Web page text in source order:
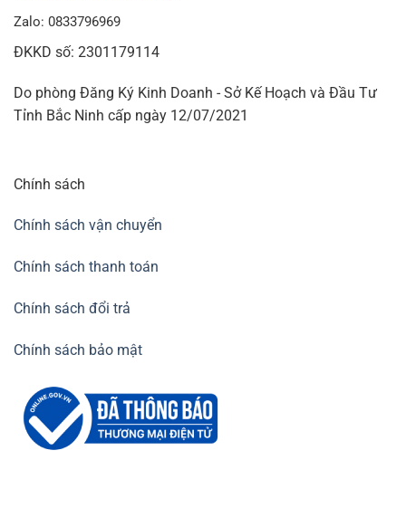
Zalo: 0833796969
ĐKKD số: 2301179114
Do phòng Đăng Ký Kinh Doanh - Sở Kế Hoạch và Đầu Tư
Tỉnh Bắc Ninh cấp ngày 12/07/2021
Chính sách
Chính sách vận chuyển
Chính sách thanh toán
Chính sách đổi trả
Chính sách bảo mật